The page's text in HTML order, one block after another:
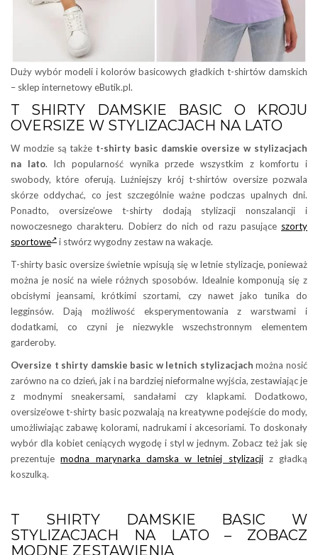
Duży wybór modeli i kolorów basicowych gładkich t-shirtów damskich
– sklep internetowy eButik.pl.
T SHIRTY DAMSKIE BASIC O KROJU
OVERSIZE W STYLIZACJACH NA LATO
W modzie są także t-shirty basic damskie oversize w stylizacjach
na lato. Ich popularność wynika przede wszystkim z komfortu i
swobody, które oferują. Luźniejszy krój t-shirtów oversize pozwala
skórze oddychać, co jest szczególnie ważne podczas upalnych dni.
Ponadto, oversize’owe t-shirty dodają stylizacji nonszalancji i
nowoczesnego charakteru. Dobierz do nich od razu pasujące szorty
sportowe
i stwórz wygodny zestaw na wakacje.
T-shirty basic oversize świetnie wpisują się w letnie stylizacje, ponieważ
można je nosić na wiele różnych sposobów. Idealnie komponują się z
obcisłymi jeansami, krótkimi szortami, czy nawet jako tunika do
legginsów. Dają możliwość eksperymentowania z warstwami i
dodatkami, co czyni je niezwykle wszechstronnym elementem
garderoby.
Oversize t shirty damskie basic w letnich stylizacjach można nosić
zarówno na co dzień, jak i na bardziej nieformalne wyjścia, zestawiając je
z modnymi sneakersami, sandałami czy klapkami. Dodatkowo,
oversize’owe t-shirty basic pozwalają na kreatywne podejście do mody,
umożliwiając zabawę kolorami, nadrukami i akcesoriami. To doskonały
wybór dla kobiet ceniących wygodę i styl w jednym. Zobacz też jak się
prezentujemodna marynarka damska w letniej stylizacjiz gładką
koszulką.
T SHIRTY DAMSKIE BASIC W
STYLIZACJACH NA LATO – ZOBACZ
MODNE ZESTAWIENIA